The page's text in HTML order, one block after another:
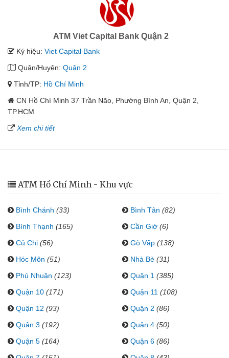
ATM Viet Capital Bank Quận 2
Ký hiệu: Viet Capital Bank
Quận/Huyện: Quận 2
Tỉnh/TP: Hồ Chí Minh
CN Hồ Chí Minh 37 Trần Não, Phường Bình An, Quận 2,
TP.HCM
Xem chi tiết
ATM Hồ Chí Minh - Khu vực
Bình Chánh (33) Bình Tân (82)
Bình Thạnh (165) Cần Giờ (6)
Củ Chi (56) Gò Vấp (138)
Hóc Môn (51) Nhà Bè (31)
Phú Nhuận (123) Quận 1 (385)
Quận 10 (171) Quận 11 (108)
Quận 12 (93) Quận 2 (86)
Quận 3 (192) Quận 4 (50)
Quận 5 (164) Quận 6 (86)